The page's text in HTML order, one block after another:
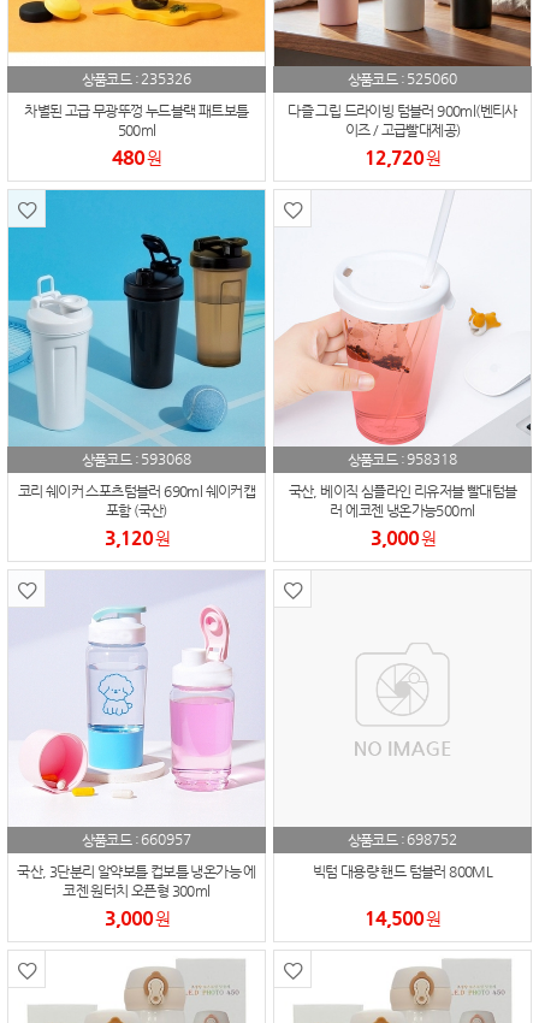
상품코드 :235326
차별된 고급 무광뚜껑 누드블랙 패트보틀
500ml
480원
상품코드 : 525060
다즐 그립 드라이빙 텀블러 900ml(벤티사
이즈 / 고급빨대제공)
12,720원
상품코드 : 593068
코리 쉐이커 스포츠텀블러 690ml 쉐이커캡
포함 (국산)
3,120원
상품코드 :958318
국산, 베이직 심플라인 리유저블 빨대텀블
러 에코젠 냉온가능500ml
3,000원
상품코드 : 660957
국산, 3단분리 알약보틀 컵보틀 냉온가능 에
코젠 원터치 오픈형 300ml
3,000원
상품코드 : 698752
빅텀 대용량 핸드 텀블러 800ML
14,500원